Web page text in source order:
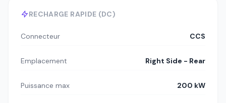
RECHARGE RAPIDE (DC)
Connecteur CCS
Emplacement Right Side - Rear
Puissance max 200 kW